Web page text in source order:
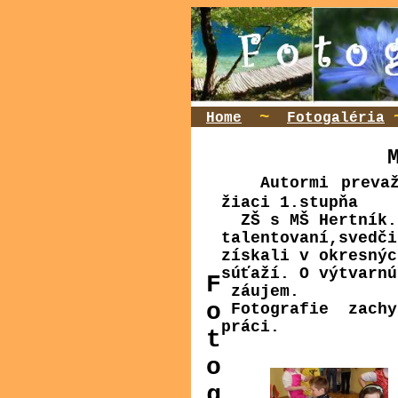
Home ~ Fotogaléria
F
o
t
o
Autormi
žiaci 1.stupňa
ZŠ s MŠ
získali v
súťaží. O
záujem.
Fotografie
práci.